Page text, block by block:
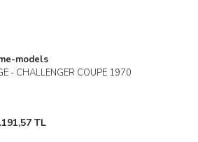
models
- CHALLENGER COUPE 1970
TL